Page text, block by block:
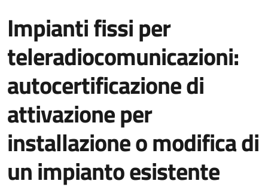
Impianti fissi per
teleradiocomunicazioni:
autocertificazione di
attivazione per
installazione o modifica di
un impianto esistente